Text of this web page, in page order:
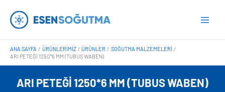
atla
ANA SAYFA ÜRÜNLERIMIZ ÜRÜNLER
SOĞUTMA MALZEMELERI
ARI PETEĞI 1250*6 MM (TUBUS WABEN)
ARI PETEĞI 1250*6 MM (TUBUS WABEN)